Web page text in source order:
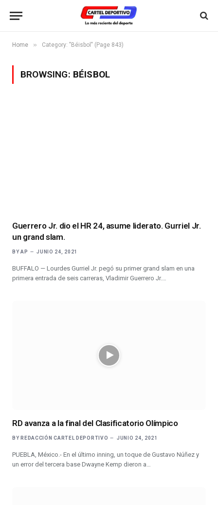
Home » Category: "Béisbol" (Page 843)
BROWSING: BÉISBOL
Guerrero Jr. dio el HR 24, asume liderato. Gurriel Jr.
un grand slam.
BY AP JUNIO 24, 2021
BUFFALO — Lourdes Gurriel Jr. pegó su primer grand slam en una
primera entrada de seis carreras, Vladimir Guerrero Jr.…
RD avanza a la final del Clasificatorio Olímpico
BY REDACCIÓN CARTEL DEPORTIVO JUNIO 24, 2021
PUEBLA, México.- En el último inning, un toque de Gustavo Núñez y
un error del tercera base Dwayne Kemp dieron a…